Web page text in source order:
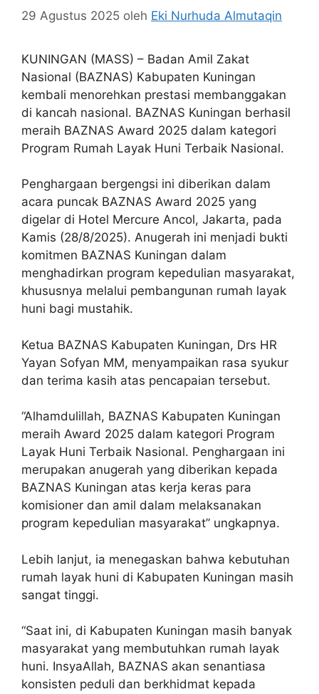
29 Agustus 2025 oleh Eki Nurhuda Almutaqin
KUNINGAN (MASS) – Badan Amil Zakat
Nasional (BAZNAS) Kabupaten Kuningan
kembali menorehkan prestasi membanggakan
di kancah nasional. BAZNAS Kuningan berhasil
meraih BAZNAS Award 2025 dalam kategori
Program Rumah Layak Huni Terbaik Nasional.
Penghargaan bergengsi ini diberikan dalam
acara puncak BAZNAS Award 2025 yang
digelar di Hotel Mercure Ancol, Jakarta, pada
Kamis (28/8/2025). Anugerah ini menjadi bukti
komitmen BAZNAS Kuningan dalam
menghadirkan program kepedulian masyarakat,
khususnya melalui pembangunan rumah layak
huni bagi mustahik.
Ketua BAZNAS Kabupaten Kuningan, Drs HR
Yayan Sofyan MM, menyampaikan rasa syukur
dan terima kasih atas pencapaian tersebut.
“Alhamdulillah, BAZNAS Kabupaten Kuningan
meraih Award 2025 dalam kategori Program
Layak Huni Terbaik Nasional. Penghargaan ini
merupakan anugerah yang diberikan kepada
BAZNAS Kuningan atas kerja keras para
komisioner dan amil dalam melaksanakan
program kepedulian masyarakat” ungkapnya.
Lebih lanjut, ia menegaskan bahwa kebutuhan
rumah layak huni di Kabupaten Kuningan masih
sangat tinggi.
“Saat ini, di Kabupaten Kuningan masih banyak
masyarakat yang membutuhkan rumah layak
huni. InsyaAllah, BAZNAS akan senantiasa
konsisten peduli dan berkhidmat kepada